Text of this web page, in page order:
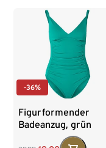
-36%
Figurformender
Badeanzug, grün